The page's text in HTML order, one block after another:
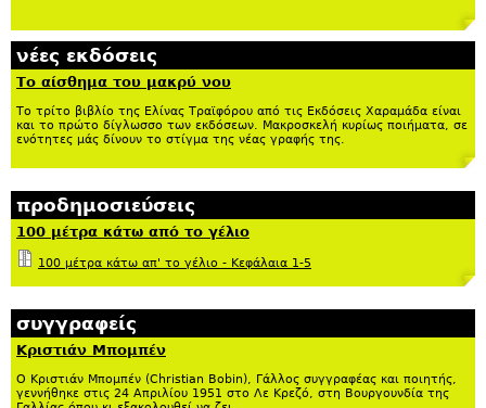
νέες εκδόσεις
Το αίσθημα του μακρύ νου
Το τρίτο βιβλίο της Ελίνας Τραϊφόρου από τις Εκδόσεις Χαραμάδα είναι
και το πρώτο δίγλωσσο των εκδόσεων. Μακροσκελή κυρίως ποιήματα, σε
ενότητες μάς δίνουν το στίγμα της νέας γραφής της.
προδημοσιεύσεις
100 μέτρα κάτω από το γέλιο
100 μέτρα κάτω απ' το γέλιο - Κεφάλαια 1-5
συγγραφείς
Κριστιάν Μπομπέν
Ο Κριστιάν Μπομπέν (Christian Bobin), Γάλλος συγγραφέας και ποιητής,
γεννήθηκε στις 24 Απριλίου 1951 στο Λε Κρεζό, στη Βουργουνδία της